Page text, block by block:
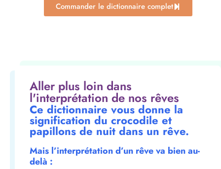
Commander le dictionnaire complet
Aller plus loin dans
l'interprétation de nos rêves
Ce dictionnaire vous donne la
signification du crocodile et
papillons de nuit dans un rêve.
Mais l’interprétation d’un rêve va bien au-
delà :